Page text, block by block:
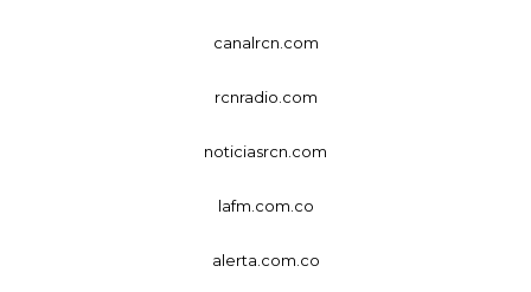
canalrcn.com
rcnradio.com
noticiasrcn.com
lafm.com.co
alerta.com.co